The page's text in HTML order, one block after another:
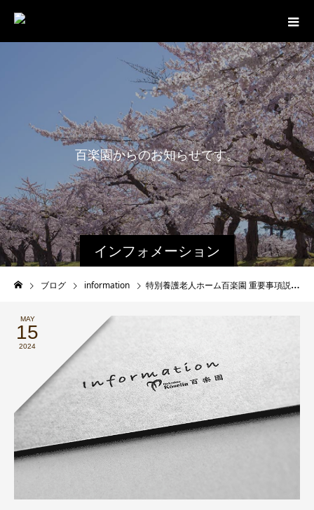
インフォメーション
百楽園からのお知らせです。
ブログ information 特別養護老人ホーム百楽園 重要事項説明書
MAY
15
2024